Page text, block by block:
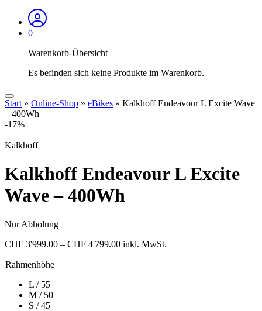
0
Warenkorb-Übersicht
Es befinden sich keine Produkte im Warenkorb.
Start » Online-Shop » eBikes » Kalkhoff Endeavour L Excite Wave
– 400Wh
-17%
Kalkhoff
Kalkhoff Endeavour L Excite
Wave – 400Wh
Nur Abholung
CHF 3'999.00 – CHF 4'799.00Preisspanne:
inkl. MwSt.
Rahmenhöhe
L / 55
M / 50
S / 45